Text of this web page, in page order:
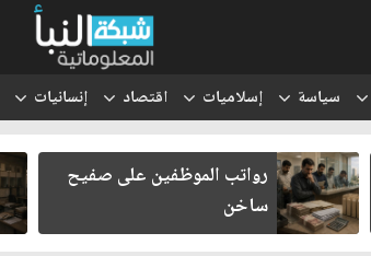
سياسة إسلاميات اقتصاد إنسانيات
رواتب الموظفين على صفيح
ساخن